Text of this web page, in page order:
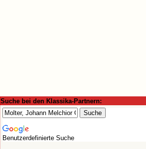
Suche bei den Klassika-Partnern:
Benutzerdefinierte Suche